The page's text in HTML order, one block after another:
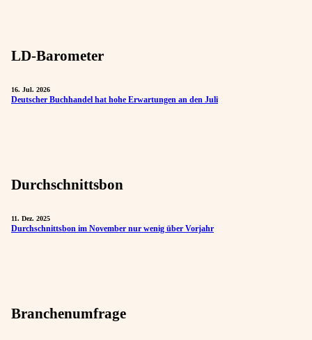
LD-Barometer
16. Jul. 2026
Deutscher Buchhandel hat hohe Erwartungen an den Juli
Durchschnittsbon
11. Dez. 2025
Durchschnittsbon im November nur wenig über Vorjahr
Branchenumfrage